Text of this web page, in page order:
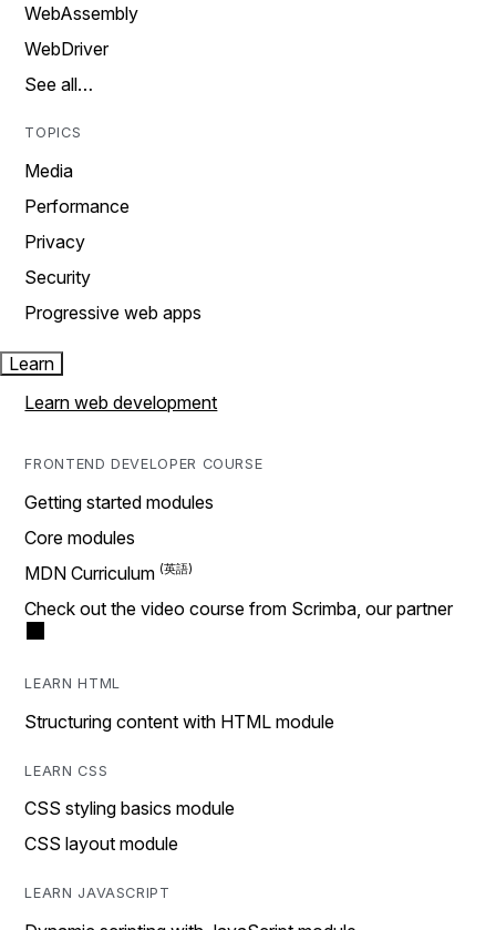
WebAssembly
WebDriver
See all…
TOPICS
Media
Performance
Privacy
Security
Progressive web apps
Learn
Learn web development
FRONTEND DEVELOPER COURSE
Getting started modules
Core modules
MDN Curriculum
Check out the video course from Scrimba, our partner
LEARN HTML
Structuring content with HTML module
LEARN CSS
CSS styling basics module
CSS layout module
LEARN JAVASCRIPT